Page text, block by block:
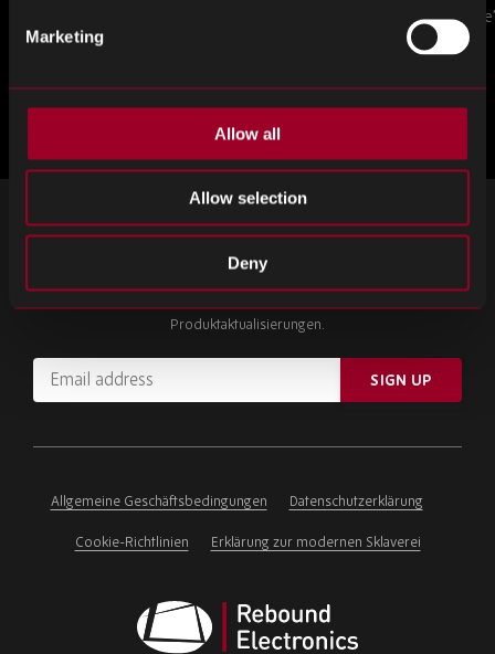
Marketing
Allow all
Allow selection
Deny
in this piece,
Mehr aus dem Blog
MELDEN SIE SICH FÜR UNSEREN
NEWSLETTER AN
Produktaktualisierungen.
Email
address
ignore
field
SIGN UP
Allgemeine Geschäftsbedingungen Datenschutzerklärung
Cookie-Richtlinien Erklärung zur modernen Sklaverei